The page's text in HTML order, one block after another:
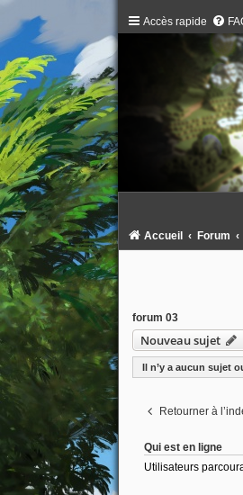
Accès rapide
Accueil Forum
forum 03
Nouveau sujet
Il n’y a aucun sujet
Retourner à
Qui est en ligne
Utilisateurs